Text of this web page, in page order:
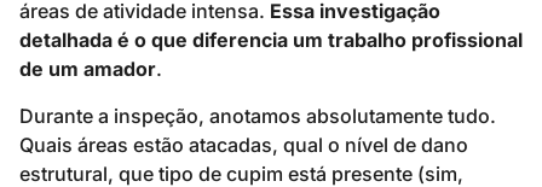
áreas de atividade intensa. Essa investigação
detalhada é o que diferencia um trabalho profissional
de um amador.
Durante a inspeção, anotamos absolutamente tudo.
Quais áreas estão atacadas, qual o nível de dano
estrutural, que tipo de cupim está presente (sim,